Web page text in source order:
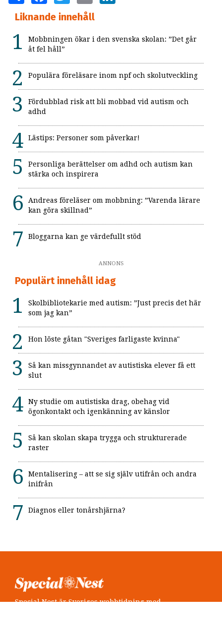
Liknande innehåll
Mobbningen ökar i den svenska skolan: ”Det går
åt fel håll”
Populära föreläsare inom npf och skolutveckling
Fördubblad risk att bli mobbad vid autism och
adhd
Lästips: Personer som påverkar!
Personliga berättelser om adhd och autism kan
stärka och inspirera
Andreas föreläser om mobbning: ”Varenda lärare
kan göra skillnad”
Bloggarna kan ge värdefullt stöd
ANNONS
Populärt innehåll idag
Skolbibliotekarie med autism: ”Just precis det här
som jag kan”
Hon löste gåtan "Sveriges farligaste kvinna"
Så kan missgynnandet av autistiska elever få ett
slut
Ny studie om autistiska drag, obehag vid
ögonkontakt och igenkänning av känslor
Så kan skolan skapa trygga och strukturerade
raster
Mentalisering – att se sig själv utifrån och andra
inifrån
Diagnos eller tonårshjärna?
Special Nest är Sveriges webbtidning med